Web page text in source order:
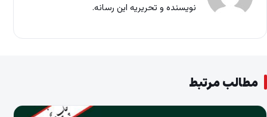
نویسنده و تحریریه این رسانه.
مطالب مرتبط